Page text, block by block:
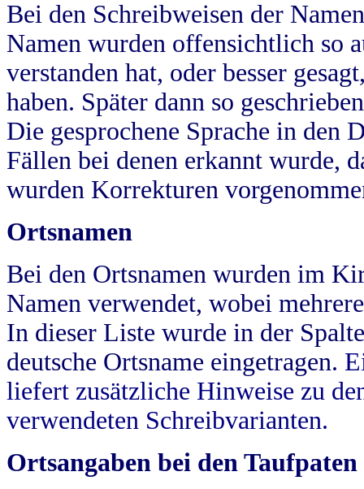
Bei den Schreibweisen der
Namen wurden offensichtlich so
verstanden hat, oder besser
haben. Später dann so
Die gesprochene Sprache in
Fällen bei denen erkannt wurde,
wurden Korrekturen
Ortsnamen
Bei den Ortsnamen wurden im
Namen verwendet, wobei
In dieser Liste wurde in der
deutsche Ortsname eingetragen.
liefert zusätzliche Hinweise zu
verwendeten Schreibvarianten.
Ortsangaben bei den Taufpaten